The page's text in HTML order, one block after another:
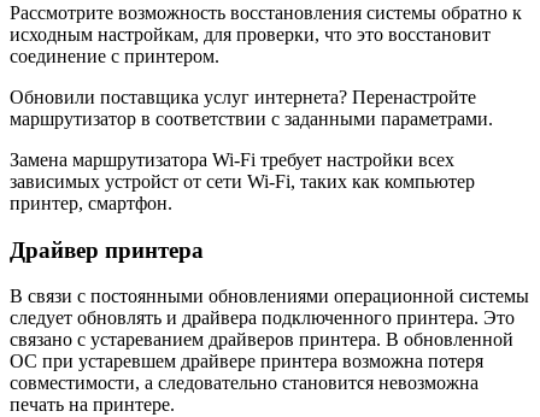
Рассмотрите возможность восстановления системы обратно к
исходным настройкам, для проверки, что это восстановит
соединение с принтером.
Обновили поставщика услуг интернета? Перенастройте
маршрутизатор в соответствии с заданными параметрами.
Замена маршрутизатора Wi-Fi требует настройки всех
зависимых устройст от сети Wi-Fi, таких как компьютер
принтер, смартфон.
Драйвер принтера
В связи с постоянными обновлениями операционной системы
следует обновлять и драйвера подключенного принтера. Это
связано с устареванием драйверов принтера. В обновленной
ОС при устаревшем драйвере принтера возможна потеря
совместимости, а следовательно становится невозможна
печать на принтере.